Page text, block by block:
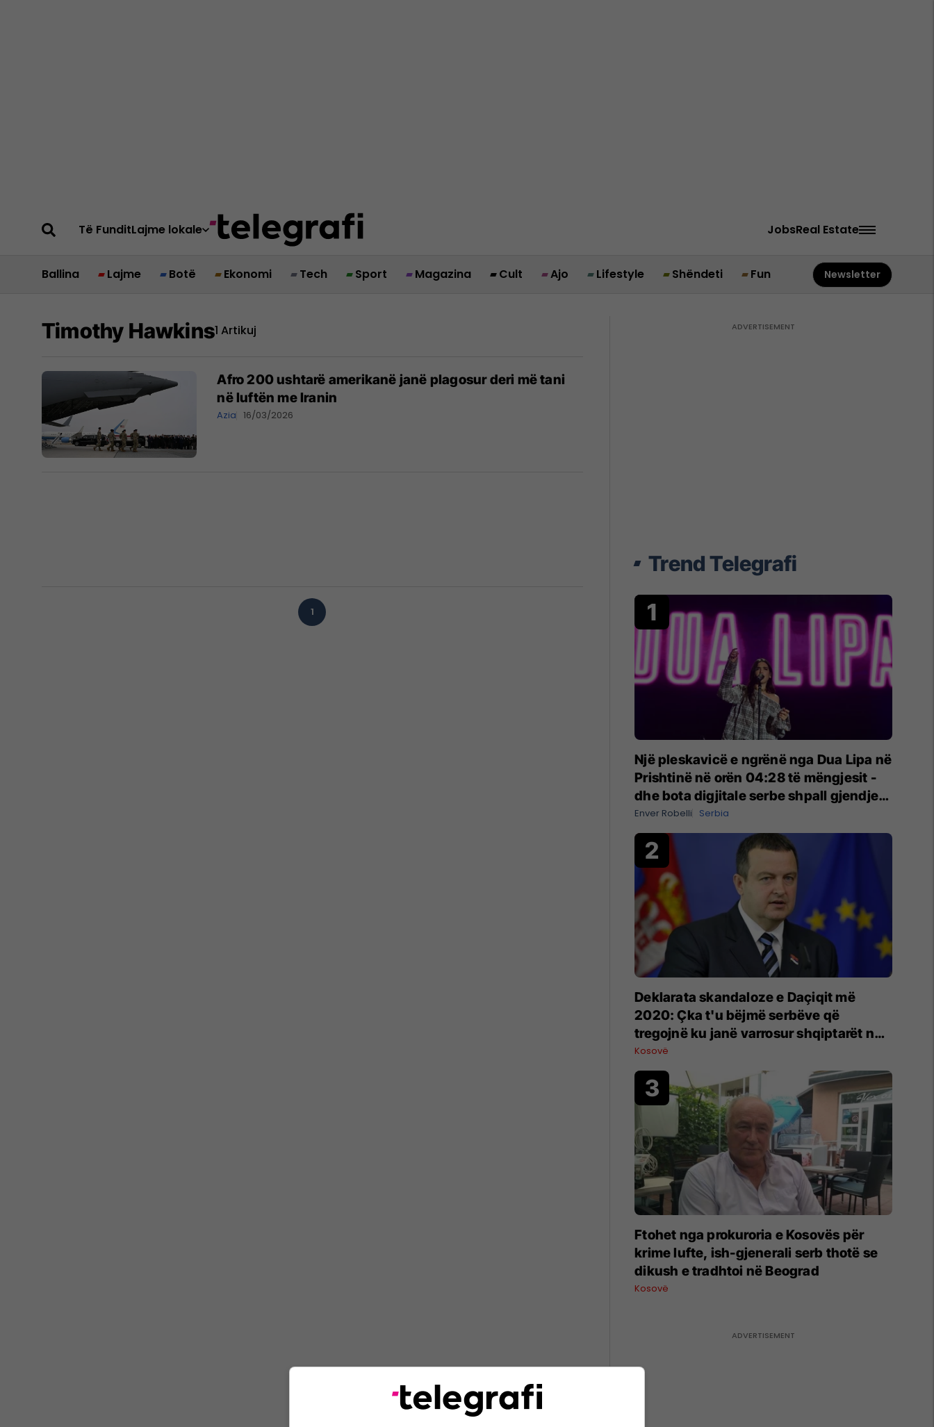
Të FunditLajme lokale JobsReal Estate
Ballina Lajme Botë Ekonomi Tech Sport Magazina Cult Ajo Lifestyle Shëndeti Fun Newsletter
Timothy Hawkins1 Artikuj
Afro 200 ushtarë amerikanë janë plagosur deri më tani
në luftën me Iranin
Azia 16/03/2026
1
Trend Telegrafi
Një pleskavicë e ngrënë nga Dua Lipa në
Prishtinë në orën 04:28 të mëngjesit -
dhe bota digjitale serbe shpall gjendjen
e luftës
Enver Robelli Serbia
​Deklarata skandaloze e Daçiqit më
2020: Çka t'u bëjmë serbëve që
tregojnë ku janë varrosur shqiptarët në
Serbi
Kosovë
Ftohet nga prokuroria e Kosovës për
krime lufte, ish-gjenerali serb thotë se
dikush e tradhtoi në Beograd
Kosovë